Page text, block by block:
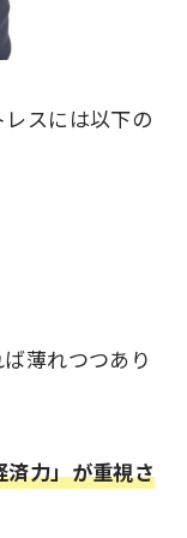
スには以下の
薄れつつあり
済力」が重視さ